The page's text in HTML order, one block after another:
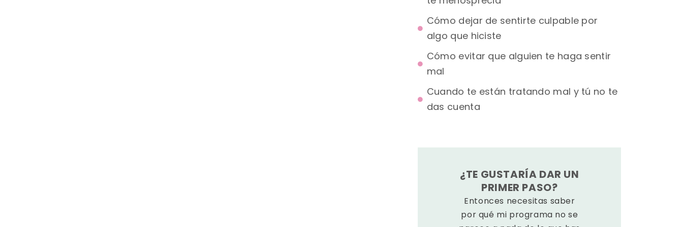
Cómo dejar de sentirte culpable por
algo que hiciste
Cómo evitar que alguien te haga sentir
mal
Cuando te están tratando mal y tú no te
das cuenta
¿TE GUSTARÍA DAR UN
PRIMER PASO?
Entonces necesitas saber
por qué mi programa no se